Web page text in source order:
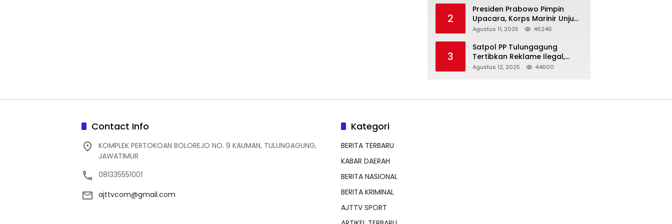
2
Presiden Prabowo Pimpin
Upacara, Korps Marinir Unjuk
Kekuatan dan Resmikan
Agustus 11, 2025 46246
3
Satpol PP Tulungagung
Tertibkan Reklame Ilegal,
Wujudkan Kota yang Rapi
Agustus 12, 2025 44600
Contact Info
KOMPLEK PERTOKOAN BOLOREJO NO. 9 KAUMAN, TULUNGAGUNG,
JAWATIMUR
081335551001
ajttvcom@gmail.com
Kategori
BERITA TERBARU
KABAR DAERAH
BERITA NASIONAL
BERITA KRIMINAL
AJTTV SPORT